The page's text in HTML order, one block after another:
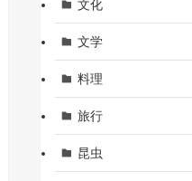
文化
文学
料理
旅行
昆虫